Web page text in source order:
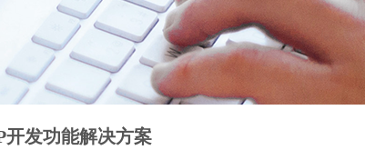
开发功能解决方案